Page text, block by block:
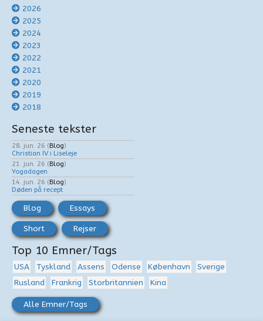
2026
2025
2024
2023
2022
2021
2020
2019
2018
Seneste tekster
28. jun. 26 (Blog)
Christian IV i Liseleje
21. jun. 26 (Blog)
Yogadagen
14. jun. 26 (Blog)
Døden på recept
Blog Essays
Short Rejser
Top 10 Emner/Tags
USA Tyskland Assens Odense København
Sverige
Rusland
Frankrig Storbritannien Kina
Alle Emner/Tags